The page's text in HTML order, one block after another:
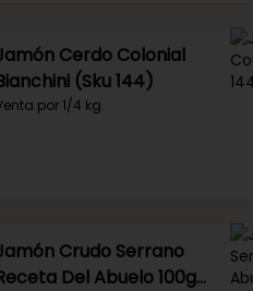
Cerdo Colonial
(Sku 144)
por 1/4 kg.
Crudo Serrano
Del Abuelo 100g